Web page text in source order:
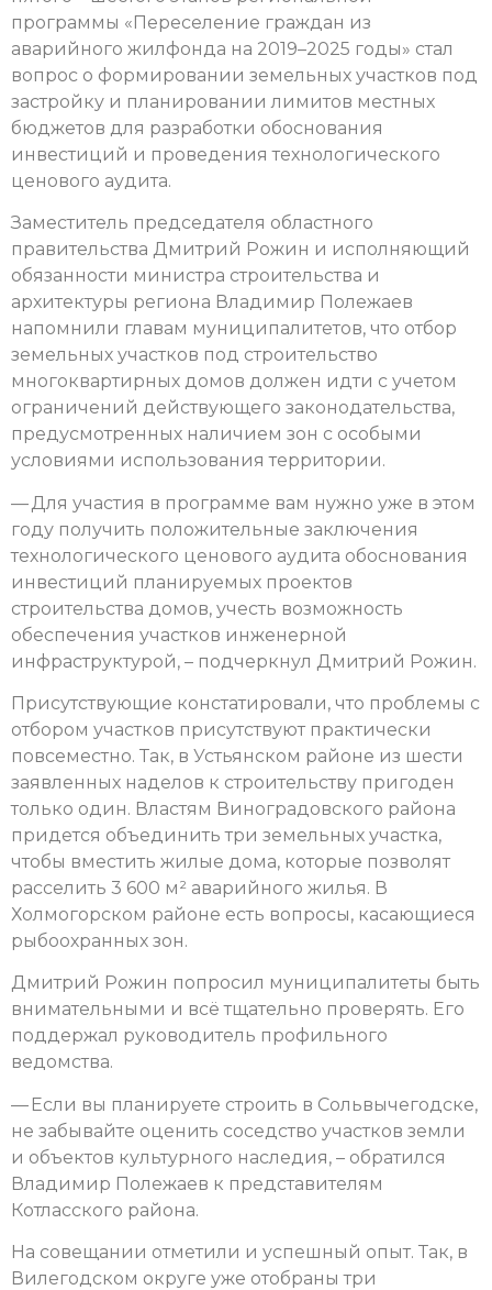
программы «Переселение граждан из
аварийного жилфонда на 2019–2025 годы» стал
вопрос о формировании земельных участков под
застройку и планировании лимитов местных
бюджетов для разработки обоснования
инвестиций и проведения технологического
ценового аудита.
Заместитель председателя областного
правительства Дмитрий Рожин и исполняющий
обязанности министра строительства и
архитектуры региона Владимир Полежаев
напомнили главам муниципалитетов, что отбор
земельных участков под строительство
многоквартирных домов должен идти с учетом
ограничений действующего законодательства,
предусмотренных наличием зон с особыми
условиями использования территории.
— Для участия в программе вам нужно уже в этом
году получить положительные заключения
технологического ценового аудита обоснования
инвестиций планируемых проектов
строительства домов, учесть возможность
обеспечения участков инженерной
инфраструктурой, – подчеркнул Дмитрий Рожин.
Присутствующие констатировали, что проблемы с
отбором участков присутствуют практически
повсеместно. Так, в Устьянском районе из шести
заявленных наделов к строительству пригоден
только один. Властям Виноградовского района
придется объединить три земельных участка,
чтобы вместить жилые дома, которые позволят
расселить 3 600 м² аварийного жилья. В
Холмогорском районе есть вопросы, касающиеся
рыбоохранных зон.
Дмитрий Рожин попросил муниципалитеты быть
внимательными и всё тщательно проверять. Его
поддержал руководитель профильного
ведомства.
— Если вы планируете строить в Сольвычегодске,
не забывайте оценить соседство участков земли
и объектов культурного наследия, – обратился
Владимир Полежаев к представителям
Котласского района.
На совещании отметили и успешный опыт. Так, в
Вилегодском округе уже отобраны три